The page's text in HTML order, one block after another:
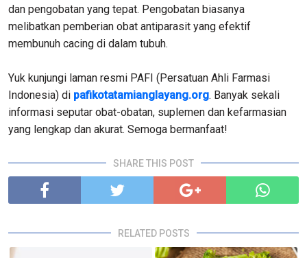
dan pengobatan yang tepat. Pengobatan biasanya
melibatkan pemberian obat antiparasit yang efektif
membunuh cacing di dalam tubuh.
Yuk kunjungi laman resmi PAFI (Persatuan Ahli Farmasi
Indonesia) di pafikotatamianglayang.org. Banyak sekali
informasi seputar obat-obatan, suplemen dan kefarmasian
yang lengkap dan akurat. Semoga bermanfaat!
SHARE THIS POST
RELATED POSTS